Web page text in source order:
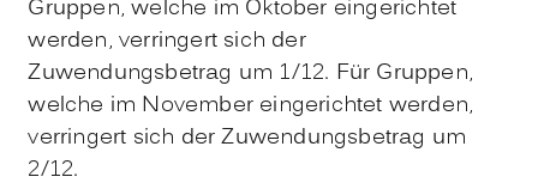
Gruppen, welche im Oktober eingerichtet
werden, verringert sich der
Zuwendungsbetrag um 1/12. Für Gruppen,
welche im November eingerichtet werden,
verringert sich der Zuwendungsbetrag um
2/12.